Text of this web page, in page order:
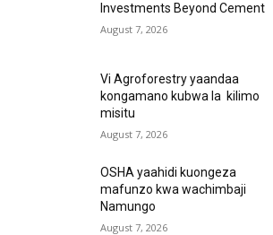
Investments Beyond Cement
August 7, 2026
Vi Agroforestry yaandaa
kongamano kubwa la kilimo
misitu
August 7, 2026
OSHA yaahidi kuongeza
mafunzo kwa wachimbaji
Namungo
August 7, 2026